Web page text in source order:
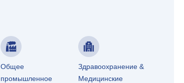
Общее
промышленное
Здравоохранение &
Медицинские